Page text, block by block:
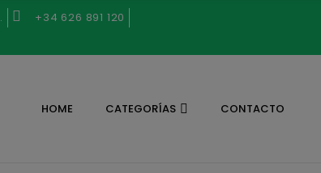
.
+34 626 891 120
HOME CATEGORÍAS CONTACTO